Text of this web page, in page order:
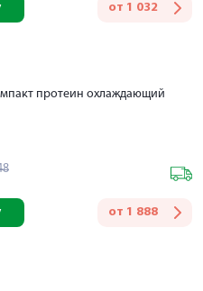
от 1 032
протеин охлаждающий
от 1 888